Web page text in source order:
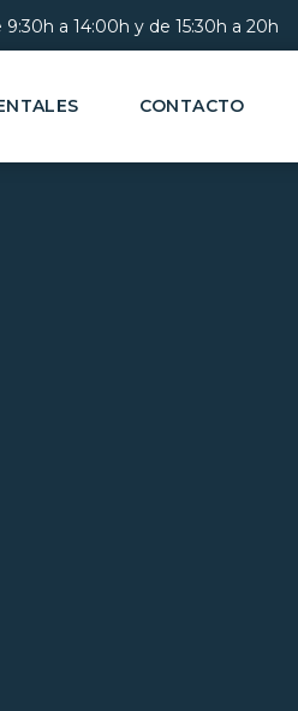
9:30h a 14:00h y de 15:30h a 20h​
CONTACTO